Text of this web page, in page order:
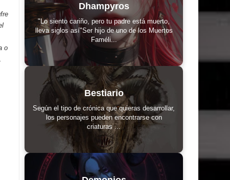
o
Dhampyros
"Lo siento cariño, pero tu padre está muerto,
lleva siglos así"Ser hijo de uno de los Muertos
Faméli...
Bestiario
Según el tipo de crónica que quieras desarrollar,
los personajes pueden encontrarse con
criaturas ...